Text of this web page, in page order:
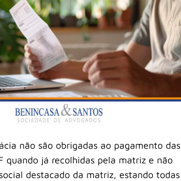
não são obrigadas ao pagamento das
quando já recolhidas pela matriz e não
destacado da matriz, estando todas